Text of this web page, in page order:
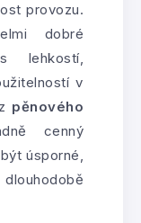
provozu.
dobré
lehkostí,
v
pěnového
cenný
úsporné,